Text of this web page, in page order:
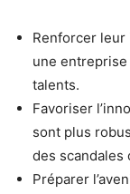
Renforcer leur
une
talents.
Favoriser
sont plus
des scandales
Préparer